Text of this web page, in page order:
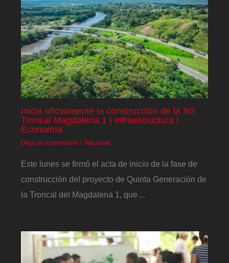
Inicia oficialmente la construcción de la 5G
Troncal Magdalena 1 | Infraestructura |
Economía
Deja un comentario / Nacional
Este lunes se firmó el acta de inicio de la fase de
construcción del proyecto de Quinta Generación de
la Troncal del Magdalena 1, que…